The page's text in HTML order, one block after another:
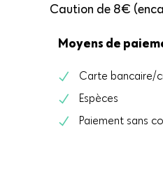
Caution de 8€
Moyens de
Carte bancaire/
Espèces
Paiement sans